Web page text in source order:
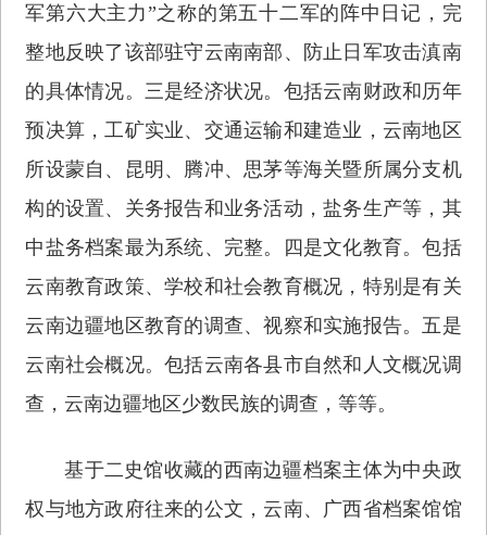
军第六大主力”之称的第五十二军的阵中日记，完
整地反映了该部驻守云南南部、防止日军攻击滇南
的具体情况。三是经济状况。包括云南财政和历年
预决算，工矿实业、交通运输和建造业，云南地区
所设蒙自、昆明、腾冲、思茅等海关暨所属分支机
构的设置、关务报告和业务活动，盐务生产等，其
中盐务档案最为系统、完整。四是文化教育。包括
云南教育政策、学校和社会教育概况，特别是有关
云南边疆地区教育的调查、视察和实施报告。五是
云南社会概况。包括云南各县市自然和人文概况调
查，云南边疆地区少数民族的调查，等等。
基于二史馆收藏的西南边疆档案主体为中央政
权与地方政府往来的公文，云南、广西省档案馆馆